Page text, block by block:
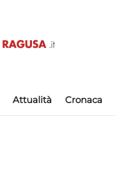
Attualità Cronaca